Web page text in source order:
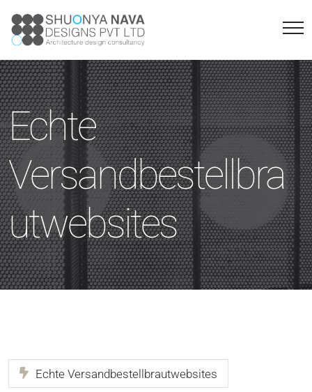
Echte
Versandbestellbra
utwebsites
Echte Versandbestellbrautwebsites